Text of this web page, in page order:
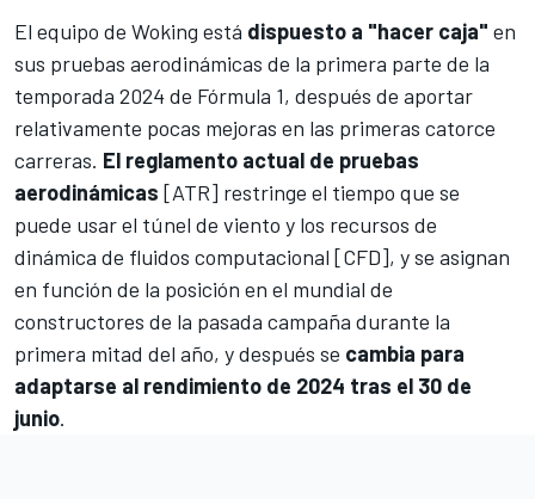
El equipo de Woking está dispuesto a "hacer caja" en
sus pruebas aerodinámicas de la primera parte de la
temporada 2024 de Fórmula 1, después de aportar
relativamente pocas mejoras en las primeras catorce
carreras. El reglamento actual de pruebas
aerodinámicas [ATR] restringe el tiempo que se
puede usar el túnel de viento y los recursos de
dinámica de fluidos computacional [CFD], y se asignan
en función de la posición en el mundial de
constructores de la pasada campaña durante la
primera mitad del año, y después se cambia para
adaptarse al rendimiento de 2024 tras el 30 de
junio.